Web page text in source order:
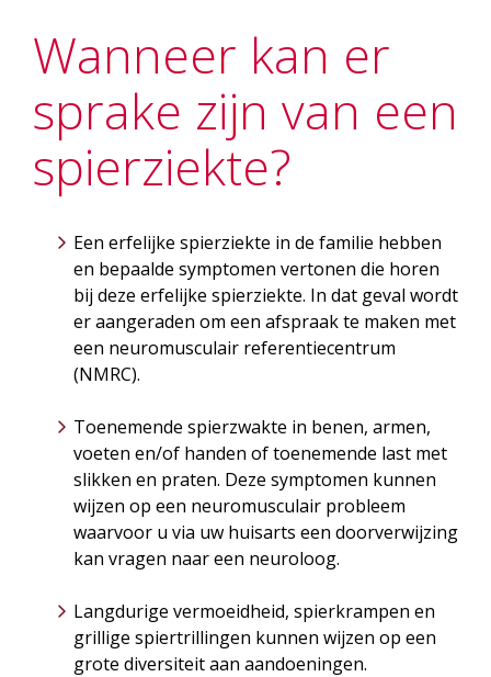
Wanneer kan er
sprake zijn van een
spierziekte?
Een erfelijke spierziekte in de familie hebben
en bepaalde symptomen vertonen die horen
bij deze erfelijke spierziekte. In dat geval wordt
er aangeraden om een afspraak te maken met
een neuromusculair referentiecentrum
(NMRC).
Toenemende spierzwakte in benen, armen,
voeten en/of handen of toenemende last met
slikken en praten. Deze symptomen kunnen
wijzen op een neuromusculair probleem
waarvoor u via uw huisarts een doorverwijzing
kan vragen naar een neuroloog.
Langdurige vermoeidheid, spierkrampen en
grillige spiertrillingen kunnen wijzen op een
grote diversiteit aan aandoeningen.